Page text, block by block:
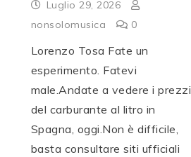
Luglio 29, 2026
nonsolomusica
0
Lorenzo Tosa Fate un
esperimento. Fatevi
male.Andate a vedere i prezzi
del carburante al litro in
Spagna, oggi.Non è difficile,
basta consultare siti ufficiali